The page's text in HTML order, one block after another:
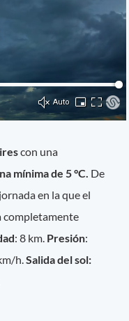
con una
mínima de 5 °C. De
en la que el
completamente
: 8 km. Presión:
h.Salida del sol: